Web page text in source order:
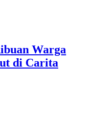
Warga
di Carita